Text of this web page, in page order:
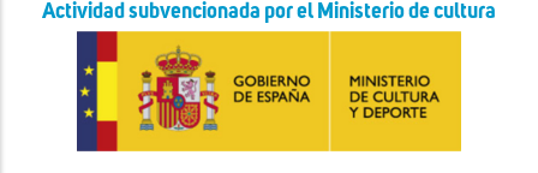
Actividad subvencionada por el Ministerio de cultura